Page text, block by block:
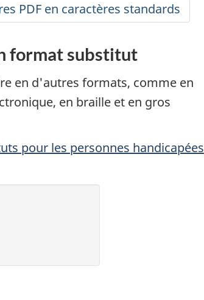
PDF en caractères standards
format substitut
en d'autres formats, comme en
en braille et en gros
pour les personnes handicapées